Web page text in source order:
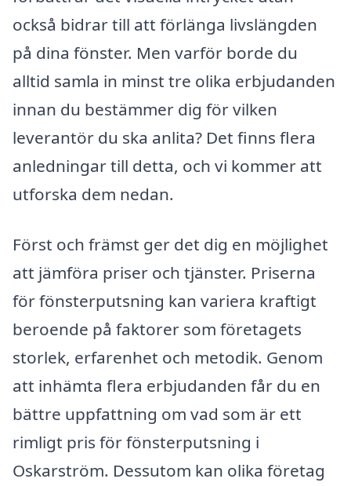
också bidrar till att förlänga livslängden
på dina fönster. Men varför borde du
alltid samla in minst tre olika erbjudanden
innan du bestämmer dig för vilken
leverantör du ska anlita? Det finns flera
anledningar till detta, och vi kommer att
utforska dem nedan.
Först och främst ger det dig en möjlighet
att jämföra priser och tjänster. Priserna
för fönsterputsning kan variera kraftigt
beroende på faktorer som företagets
storlek, erfarenhet och metodik. Genom
att inhämta flera erbjudanden får du en
bättre uppfattning om vad som är ett
rimligt pris för fönsterputsning i
Oskarström. Dessutom kan olika företag